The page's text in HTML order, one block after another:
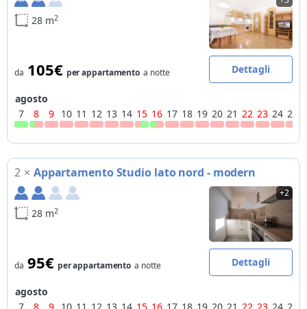
28 m2
da 105€ per appartamento a notte Dettagli
agosto
7
8 9 10 11 12 13 14 15 16 17 18 19 20 21 22 23 24 25
2 × Appartamento Studio lato nord - modern
28 m2
+2
da 95€ per appartamento a notte Dettagli
agosto